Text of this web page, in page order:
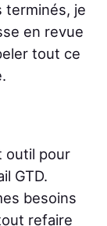
terminés, je
en revue
tout ce
outil pour
GTD.
besoins
refaire